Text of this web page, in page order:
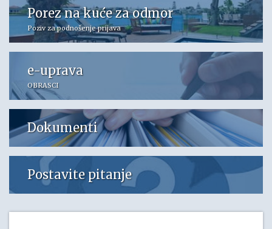
Porez na kuće za odmor
Poziv za podnošenje prijava
e-uprava
OBRASCI
Dokumenti
Postavite pitanje